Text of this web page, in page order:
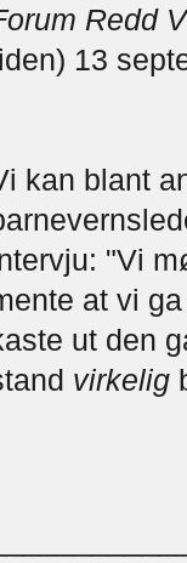
Redd
13
kan blant
"Vi
at vi
ut den
virkelig